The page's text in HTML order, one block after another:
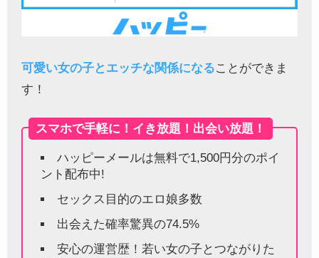
可愛い女の子とエッチな関係になることができま
す！
スマホで手軽に！イき放題！出会い放題！
ハッピーメールは無料で1,500円分のポイ
ント配布中!
セックス目的のエロ娘多数
出会えた確率驚異の74.5%
安心の運営歴！若い女の子とつながりた